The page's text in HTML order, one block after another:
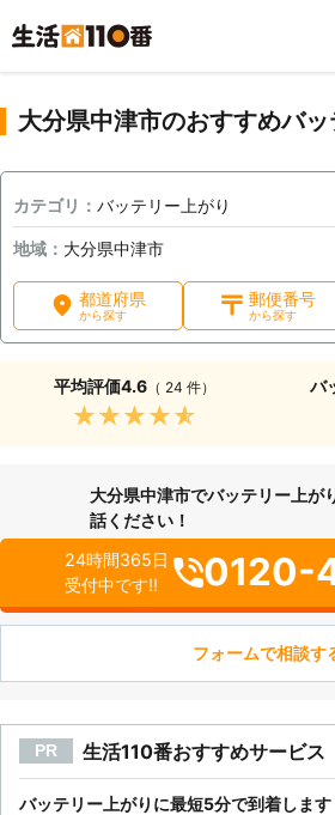
大分県中津市のおすすめバ
カテゴリ： バッテリー上がり
地域： 大分県中津市
都道府県
から探す
郵便番号
から探す
平均評価4.6（ 24 件）
★★★★★
バ
大分県中津市でバッテリー上が
話ください！
24時間365日
受付中です!!
0120-
フォームで相談す
PR 生活110番おすすめサービス
バッテリー上がりに最短5分で到着します